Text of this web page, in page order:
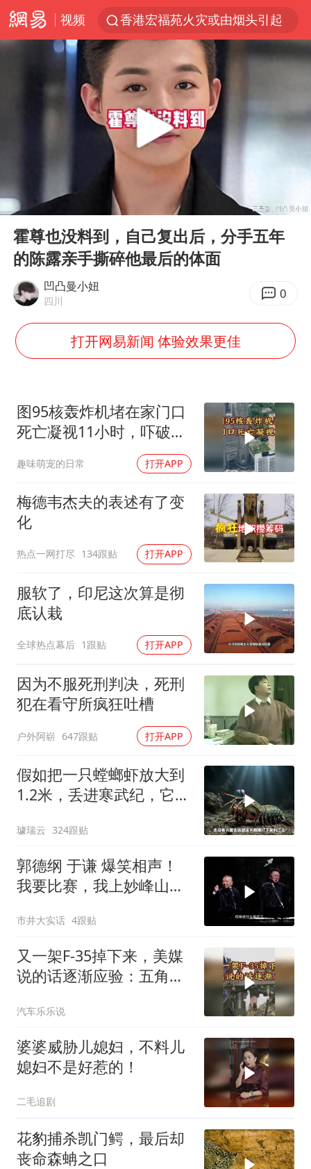
视频
香港宏福苑火灾或由烟头引起
浙江台州《告全体市民书》
四川宜宾3.4级地震
网约车司机充电时猝死保险拒赔
多所高校取消艺考
店主称换“青海拉面”招牌后生意更好
伊斯兰版北约来了吗
薛之谦杭州站演唱会取消
张本智和：零封向鹏不意外
“准2万亿”之城点名支持三所大学
习近平心系体育强国建设
Play
00:00
霍尊也没料到，自己复出后，分手五年
的陈露亲手撕碎他最后的体面
凹凸曼小妞
四川 0
打开网易新闻 体验效果更佳
图95核轰炸机堵在家门口
死亡凝视11小时，吓破胆
趣味萌宠的日常 打开APP
梅德韦杰夫的表述有了变
化
热点一网打尽 134跟贴 打开APP
服软了，印尼这次算是彻
底认栽
全球热点幕后 1跟贴 打开APP
因为不服死刑判决，死刑
犯在看守所疯狂吐槽
户外阿崭 647跟贴 打开APP
假如把一只螳螂虾放大到
1.2米，丢进寒武纪，它能
璩瑞云 324跟贴
郭德纲 于谦 爆笑相声！
我要比赛，我上妙峰山干
祖庙
市井大实话 4跟贴
又一架F-35掉下来，美媒
说的话逐渐应验：五角大
汽车乐乐说
婆婆威胁儿媳妇，不料儿
媳妇不是好惹的！
二毛追剧
花豹捕杀凯门鳄，最后却
丧命森蚺之口